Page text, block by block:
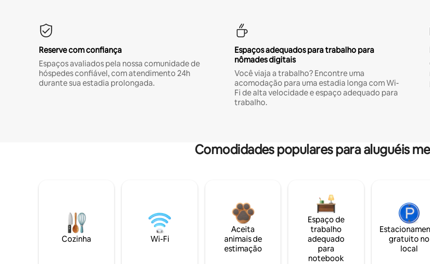
Reserve com confiança
Espaços avaliados pela nossa comunidade de
hóspedes confiável, com atendimento 24h
durante sua estadia prolongada.
Espaços adequados para trabalho para
nômades digitais
Você viaja a trabalho? Encontre uma
acomodação para uma estadia longa com Wi-
Fi de alta velocidade e espaço adequado para
trabalho.
Comodidades populares para aluguéis
Cozinha Wi-Fi
Aceita
animais de
estimação
Espaço de
trabalho
adequado
para
notebook
gratuito no
local